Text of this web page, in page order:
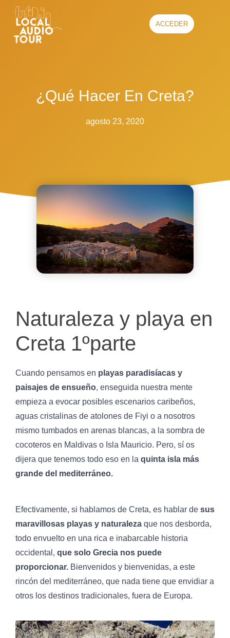
ACCEDER
¿Qué Hacer En Creta?
agosto 23, 2020
Naturaleza y playa en
Creta 1ºparte
Cuando pensamos en playas paradisíacas y
paisajes de ensueño, enseguida nuestra mente
empieza a evocar posibles escenarios caribeños,
aguas cristalinas de atolones de Fiyi o a nosotros
mismo tumbados en arenas blancas, a la sombra de
cocoteros en Maldivas o Isla Mauricio. Pero, sí os
dijera que tenemos todo eso en la quinta isla más
grande del mediterráneo.
Efectivamente, si hablamos de Creta, es hablar de sus
maravillosas playas y naturaleza que nos desborda,
todo envuelto en una rica e inabarcable historia
occidental, que solo Grecia nos puede
proporcionar. Bienvenidos y bienvenidas, a este
rincón del mediterráneo, que nada tiene que envidiar a
otros los destinos tradicionales, fuera de Europa.